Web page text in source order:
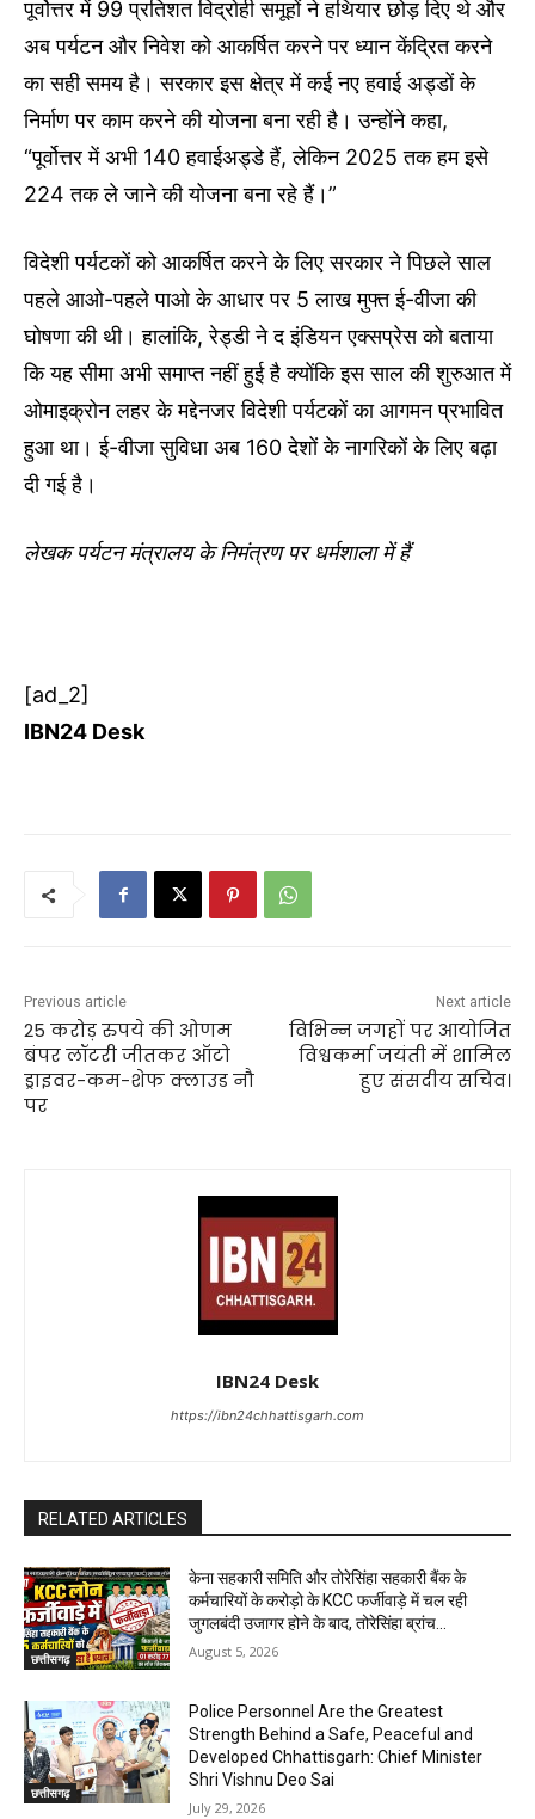
पूर्वोत्तर में 99 प्रतिशत विद्रोही समूहों ने हथियार छोड़ दिए थे और
अब पर्यटन और निवेश को आकर्षित करने पर ध्यान केंद्रित करने
का सही समय है। सरकार इस क्षेत्र में कई नए हवाई अड्डों के
निर्माण पर काम करने की योजना बना रही है। उन्होंने कहा,
“पूर्वोत्तर में अभी 140 हवाईअड्डे हैं, लेकिन 2025 तक हम इसे
224 तक ले जाने की योजना बना रहे हैं।”
विदेशी पर्यटकों को आकर्षित करने के लिए सरकार ने पिछले साल
पहले आओ-पहले पाओ के आधार पर 5 लाख मुफ्त ई-वीजा की
घोषणा की थी। हालांकि, रेड्डी ने द इंडियन एक्सप्रेस को बताया
कि यह सीमा अभी समाप्त नहीं हुई है क्योंकि इस साल की शुरुआत में
ओमाइक्रोन लहर के मद्देनजर विदेशी पर्यटकों का आगमन प्रभावित
हुआ था। ई-वीजा सुविधा अब 160 देशों के नागरिकों के लिए बढ़ा
दी गई है।
लेखक पर्यटन मंत्रालय के निमंत्रण पर धर्मशाला में हैं
[ad_2]
IBN24 Desk
Previous article
25 करोड़ रुपये की ओणम
बंपर लॉटरी जीतकर ऑटो
ड्राइवर-कम-शेफ क्लाउड नौ
पर
Next article
विभिन्न जगहों पर आयोजित
विश्वकर्मा जयंती में शामिल
हुए संसदीय सचिव।
IBN24 Desk
https://ibn24chhattisgarh.com
RELATED ARTICLES
छत्तीसगढ़
केना सहकारी समिति और तोरेसिंहा सहकारी बैंक के
कर्मचारियों के करोड़ो के KCC फर्जीवाड़े में चल रही
जुगलबंदी उजागर होने के बाद, तोरेसिंहा ब्रांच...
August 5, 2026
छत्तीसगढ़
Police Personnel Are the Greatest
Strength Behind a Safe, Peaceful and
Developed Chhattisgarh: Chief Minister
Shri Vishnu Deo Sai
July 29, 2026